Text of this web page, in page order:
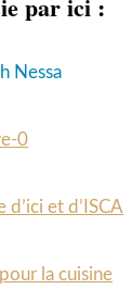
Nessa
0
d’ici et d’ISCA
la cuisine